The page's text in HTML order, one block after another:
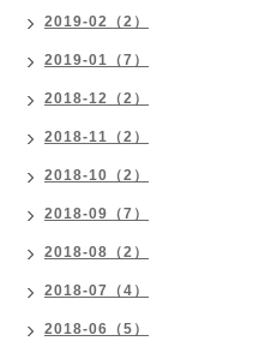
2019-02（2）
2019-01（7）
2018-12（2）
2018-11（2）
2018-10（2）
2018-09（7）
2018-08（2）
2018-07（4）
2018-06（5）